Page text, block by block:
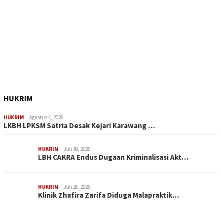
HUKRIM
HUKRIM Agustus 4, 2026
LKBH LPKSM Satria Desak Kejari Karawang …
HUKRIM Juli 30, 2026
LBH CAKRA Endus Dugaan Kriminalisasi Akt…
HUKRIM Juli 28, 2026
Klinik Zhafira Zarifa Diduga Malapraktik…